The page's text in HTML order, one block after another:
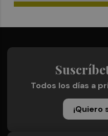
Todos los días a